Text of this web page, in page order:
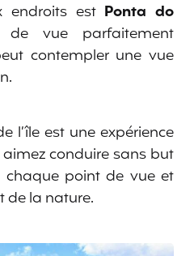
endroits est Ponta do
vue parfaitement
contempler une vue
l’île est une expérience
conduire sans but
chaque point de vue et
de la nature.